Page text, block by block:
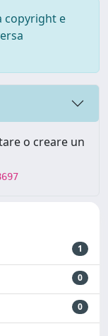
copyright e
o creare un
1
0
0